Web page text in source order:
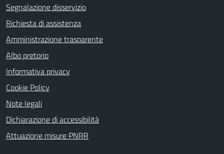
Segnalazione disservizio
Richiesta di assistenza
Amministrazione trasparente
Albo pretorio
Informativa privacy
Cookie Policy
Note legali
Dichiarazione di accessibilità
Attuazione misure PNRR